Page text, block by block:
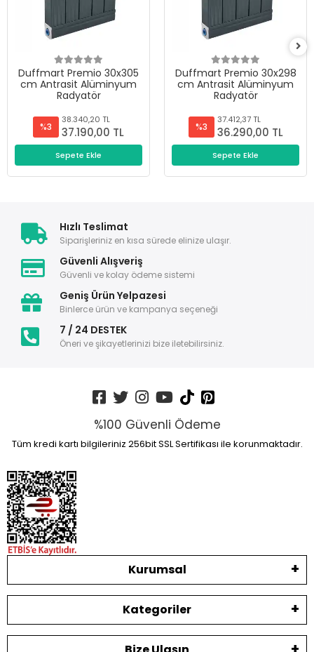
Duffmart Premio 30x305
cm Antrasit Alüminyum
Radyatör
%3
38.340,20 TL
37.190,00 TL
Sepete Ekle
Duffmart Premio 30x298
cm Antrasit Alüminyum
Radyatör
%3
37.412,37 TL
36.290,00 TL
Sepete Ekle
Hızlı Teslimat
Siparişleriniz en kısa sürede elinize ulaşır.
Güvenli Alışveriş
Güvenli ve kolay ödeme sistemi
Geniş Ürün Yelpazesi
Binlerce ürün ve kampanya seçeneği
7 / 24 DESTEK
Öneri ve şikayetlerinizi bize iletebilirsiniz.
%100 Güvenli Ödeme
Tüm kredi kartı bilgileriniz 256bit SSL Sertifikası ile korunmaktadır.
Kurumsal
Kategoriler